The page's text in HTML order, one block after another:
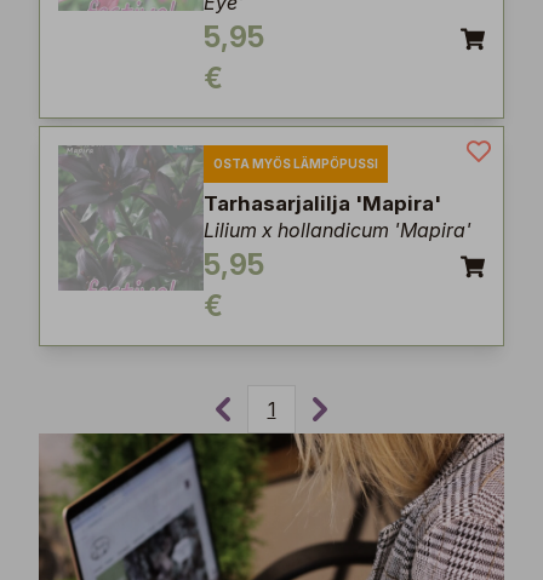
5,95
€
OSTA MYÖS LÄMPÖPUSSI
Tarhasarjalilja 'Mapira'
Lilium x hollandicum 'Mapira'
5,95
€
1